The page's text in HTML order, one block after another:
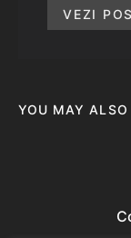
VEZI
YOU MAY ALSO